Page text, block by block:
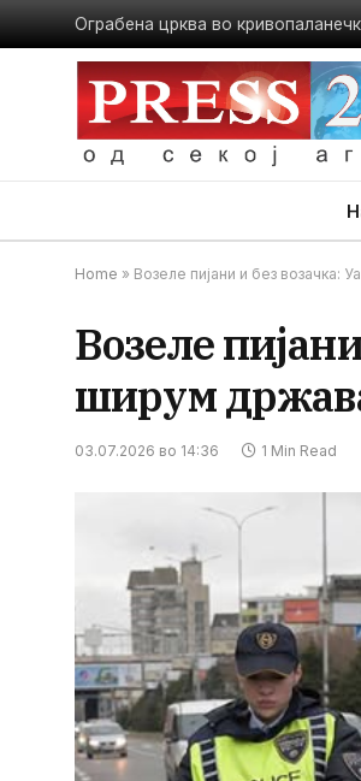
Ограбена црква во
Home » Возеле пијани и без возачка:
Возеле
ширум
03.07.2026 во 14:36 1 Min Read